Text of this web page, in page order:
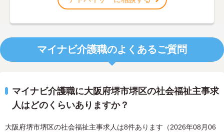
マイナビ介護職のよくあるご質問
マイナビ介護職に大阪府堺市堺区の社会福祉主事求
人はどのくらいありますか？
大阪府堺市堺区の社会福祉主事求人は8件あります（2026年08月06